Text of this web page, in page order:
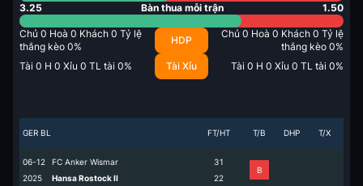
3.25 Bàn thua mỗi trận 1.50
Chủ 0 Hoà 0 Khách 0 Tỷ lệ
thắng kèo 0%
HDP
Chủ 0 Hoà 0 Khách 0 Tỷ lệ
thắng kèo 0%
Tài 0 H 0 Xỉu 0 TL tài 0% Tài Xỉu Tài 0 H 0 Xỉu 0 TL tài 0%
GER BL FT/HT T/B DHP T/X
06-12
2025
FC Anker Wismar
Hansa Rostock II
3
2
1
2
B